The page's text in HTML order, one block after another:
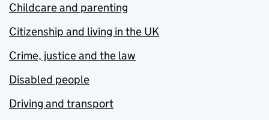
Childcare and parenting
Citizenship and living in the UK
Crime, justice and the law
Disabled people
Driving and transport